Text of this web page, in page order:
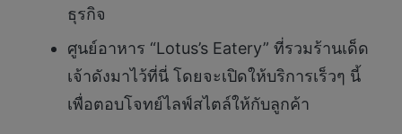
ธุรกิจ
ศูนย์อาหาร “Lotus’s Eatery” ที่รวมร้านเด็ด
เจ้าดังมาไว้ที่นี่ โดยจะเปิดให้บริการเร็วๆ นี้
เพื่อตอบโจทย์ไลฟ์สไตล์ให้กับลูกค้า